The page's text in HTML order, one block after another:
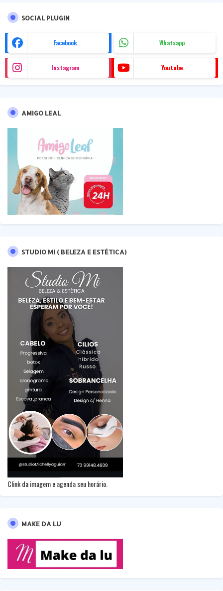
SOCIAL PLUGIN
Facebook Whatsapp
Instagram Youtube
AMIGO LEAL
STUDIO MI ( BELEZA E ESTÉTICA)
Clink da imagem e agenda seu horário.
MAKE DA LU